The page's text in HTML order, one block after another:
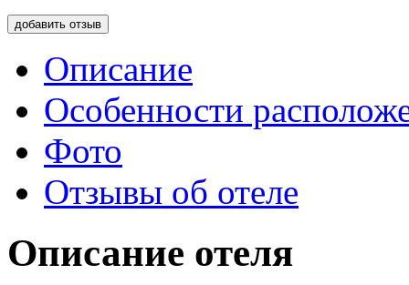
добавить отзыв
Описание
Особенности
Фото
Отзывы об отеле
Описание отеля